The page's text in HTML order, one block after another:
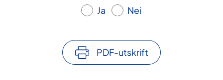
Ja Nei
PDF-utskrift